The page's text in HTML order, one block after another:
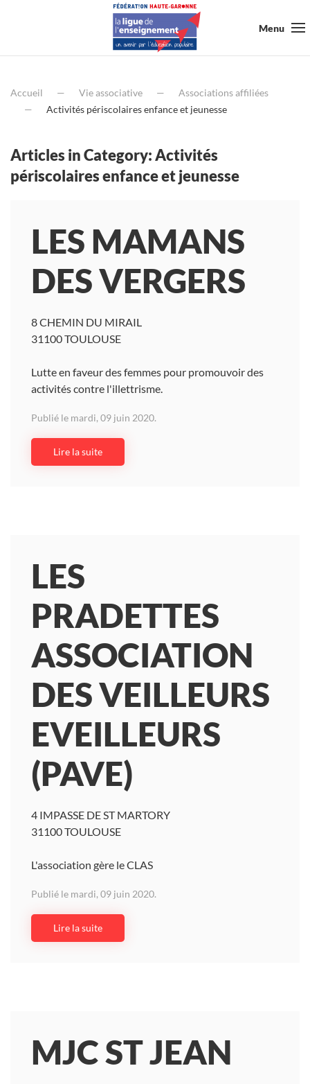
Menu
Accueil Vie associative
Associations affiliées
Activités périscolaires enfance et jeunesse
Articles in Category: Activités
périscolaires enfance et jeunesse
LES MAMANS
DES VERGERS
8 CHEMIN DU MIRAIL
31100 TOULOUSE
Lutte en faveur des femmes pour promouvoir des
activités contre l'illettrisme.
Publié le mardi, 09 juin 2020.
Lire la suite
LES
PRADETTES
ASSOCIATION
DES VEILLEURS
EVEILLEURS
(PAVE)
4 IMPASSE DE ST MARTORY
31100 TOULOUSE
L'association gère le CLAS
Publié le mardi, 09 juin 2020.
Lire la suite
MJC ST JEAN